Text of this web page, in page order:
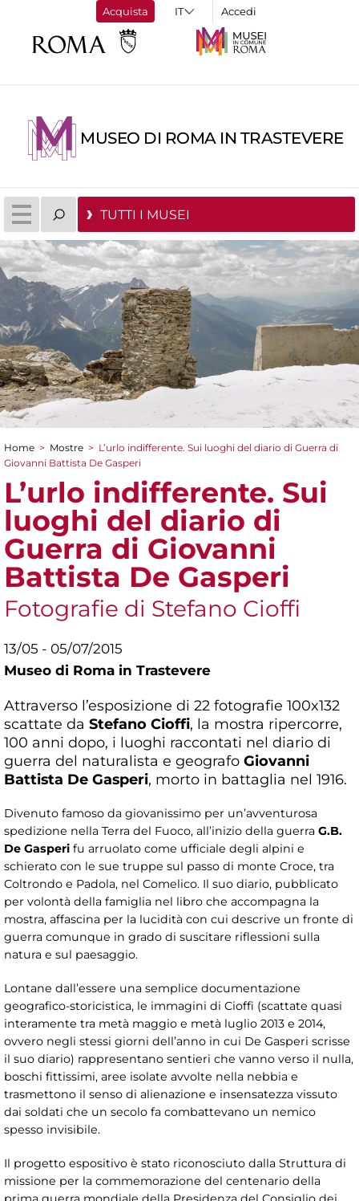
Acquista Accedi
MUSEO DI ROMA IN TRASTEVERE
TUTTI I MUSEI
Tu sei qui
Home > Mostre > L’urlo indifferente. Sui luoghi del diario di Guerra di
Giovanni Battista De Gasperi
L’urlo indifferente. Sui
luoghi del diario di
Guerra di Giovanni
Battista De Gasperi
Fotografie di Stefano Cioffi
13/05 - 05/07/2015
Museo di Roma in Trastevere
Attraverso l’esposizione di 22 fotografie 100x132
scattate da Stefano Cioffi, la mostra ripercorre,
100 anni dopo, i luoghi raccontati nel diario di
guerra del naturalista e geografo Giovanni
Battista De Gasperi, morto in battaglia nel 1916.
Divenuto famoso da giovanissimo per un’avventurosa
spedizione nella Terra del Fuoco, all’inizio della guerra G.B.
De Gasperi fu arruolato come ufficiale degli alpini e
schierato con le sue truppe sul passo di monte Croce, tra
Coltrondo e Padola, nel Comelico. Il suo diario, pubblicato
per volontà della famiglia nel libro che accompagna la
mostra, affascina per la lucidità con cui descrive un fronte di
guerra comunque in grado di suscitare riflessioni sulla
natura e sul paesaggio.
Lontane dall’essere una semplice documentazione
geografico-storicistica, le immagini di Cioffi (scattate quasi
interamente tra metà maggio e metà luglio 2013 e 2014,
ovvero negli stessi giorni dell’anno in cui De Gasperi scrisse
il suo diario) rappresentano sentieri che vanno verso il nulla,
boschi fittissimi, aree isolate avvolte nella nebbia e
trasmettono il senso di alienazione e insensatezza vissuto
dai soldati che un secolo fa combattevano un nemico
spesso invisibile.
Il progetto espositivo è stato riconosciuto dalla Struttura di
missione per la commemorazione del centenario della